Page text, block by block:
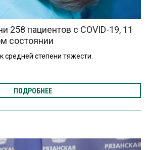
258 пациентов с COVID-19, 11
состоянии
средней степени тяжести.
ПОДРОБНЕЕ